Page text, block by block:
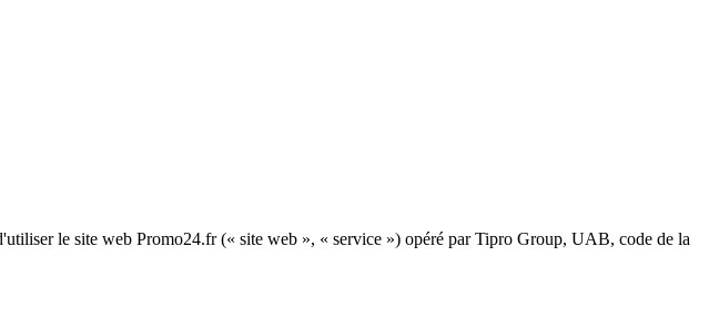
le site web Promo24.fr (« site web », « service ») opéré par Tipro Group, UAB, code de la